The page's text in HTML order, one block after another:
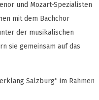
und Mozart-Spezialisten
mit dem Bachchor
der musikalischen
sie gemeinsam auf das
Salzburg“ im Rahmen